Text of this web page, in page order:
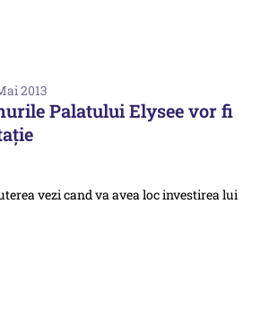
2013
Palatului Elysee vor fi